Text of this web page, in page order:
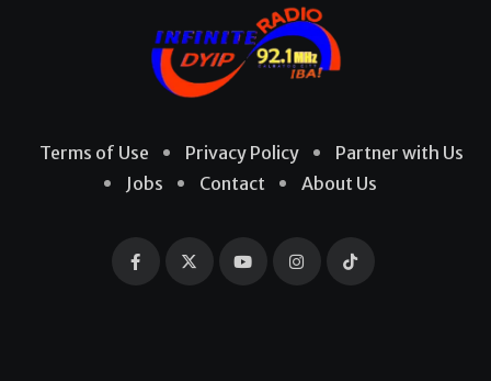
Terms of Use Privacy Policy
Partner with Us
Jobs
Contact About Us